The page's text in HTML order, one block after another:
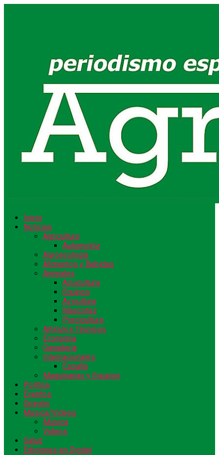
Inicio
Noticias
Agricultura
Automotriz
Agroecología
Alimentos y Bebidas
Animales
Acuicultura
Equinos
Avicultura
Mascotas
Porcicultura
Artículos Técnicos
Economía
Ganadería
Internacionales
España
Maquinarias y Equipos
Política
Eventos
Opinión
Música/Videos
Música
Videos
Salud
Ediciones en Digital